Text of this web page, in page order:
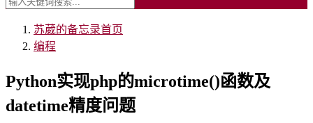
苏葳的备忘录首页
编程
Python实现php的microtime()函数及
datetime精度问题